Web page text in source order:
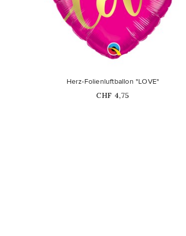
Herz-Folienluftballon "LOVE"
Price
CHF 4,75